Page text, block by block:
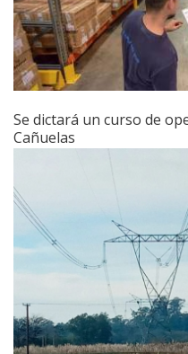
Se dictará un curso de
Cañuelas